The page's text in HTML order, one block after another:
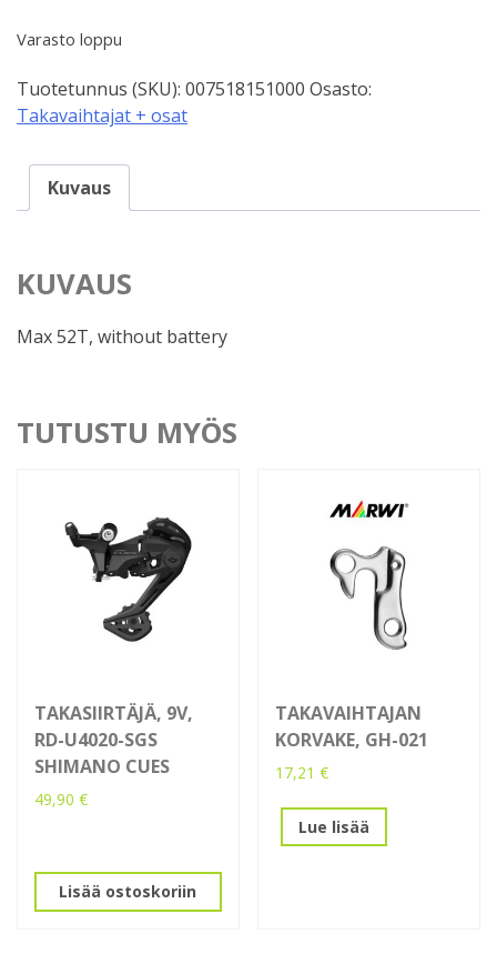
Varasto loppu
Tuotetunnus (SKU): 007518151000 Osasto:
Takavaihtajat + osat
Kuvaus
KUVAUS
Max 52T, without battery
TUTUSTU MYÖS
TAKASIIRTÄJÄ, 9V,
RD-U4020-SGS
SHIMANO CUES
49,90 €
Lisää ostoskoriin
TAKAVAIHTAJAN
KORVAKE, GH-021
17,21€
Lue lisää